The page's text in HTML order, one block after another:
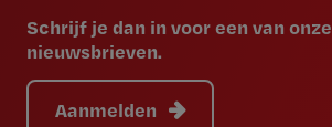
Schrijf je dan in voor een van onze
nieuwsbrieven.
Aanmelden